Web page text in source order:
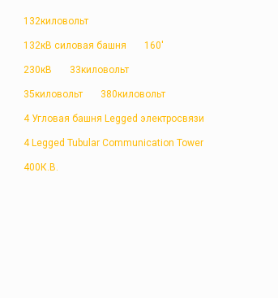
132киловольт
132кВ силовая башня 160'
230кВ 33киловольт
35киловольт 380киловольт
4 Угловая башня Legged электросвязи
4 Legged Tubular Communication Tower
400К.В.